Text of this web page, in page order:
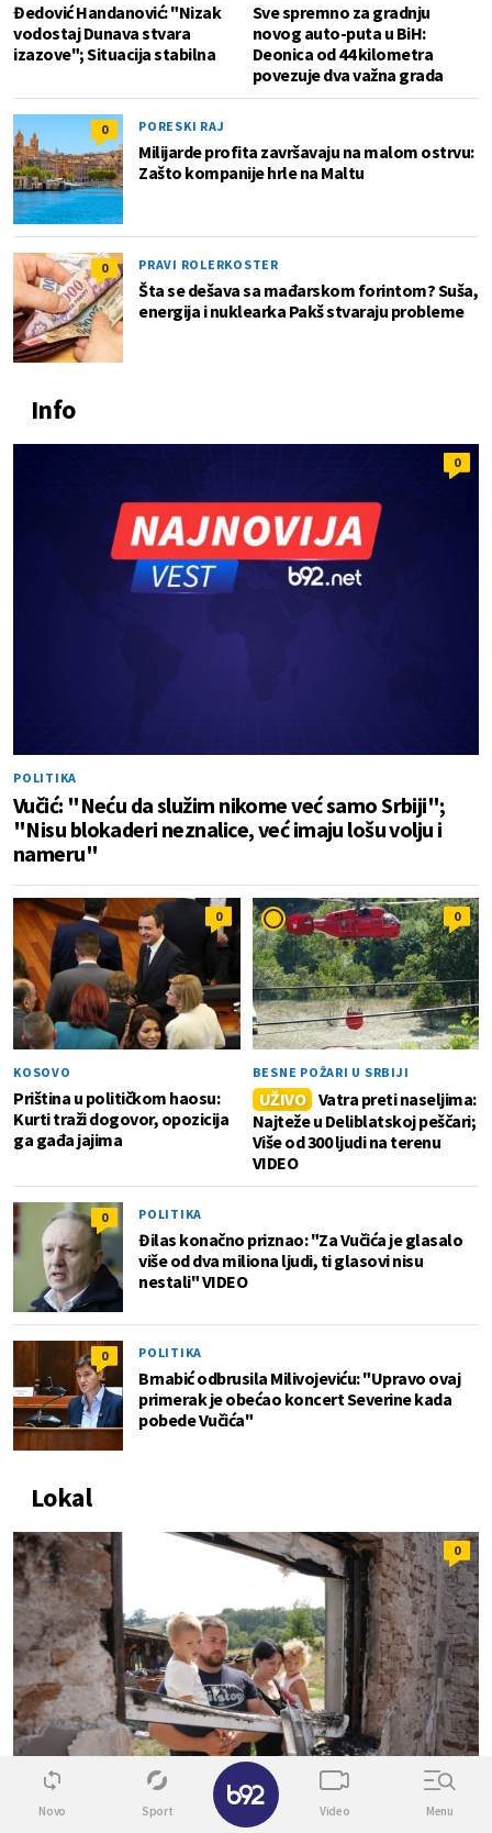
Đedović Handanović: "Nizak
vodostaj Dunava stvara
izazove"; Situacija stabilna
Sve spremno za gradnju
novog auto-puta u BiH:
Deonica od 44 kilometra
povezuje dva važna grada
0 PORESKI RAJ
Milijarde profita završavaju na malom ostrvu:
Zašto kompanije hrle na Maltu
0 PRAVI ROLERKOSTER
Šta se dešava sa mađarskom forintom? Suša,
energija i nuklearka Pakš stvaraju probleme
Info
0
POLITIKA
Vučić: "Neću da služim nikome već samo Srbiji";
"Nisu blokaderi neznalice, već imaju lošu volju i
nameru"
0
KOSOVO
Priština u političkom haosu:
Kurti traži dogovor, opozicija
ga gađa jajima
0
BESNE POŽARI U SRBIJI
UŽIVO Vatra preti naseljima:
Najteže u Deliblatskoj peščari;
Više od 300 ljudi na terenu
VIDEO
0 POLITIKA
Đilas konačno priznao: "Za Vučića je glasalo
više od dva miliona ljudi, ti glasovi nisu
nestali" VIDEO
0 POLITIKA
Brnabić odbrusila Milivojeviću: "Upravo ovaj
primerak je obećao koncert Severine kada
pobede Vučića"
Lokal
0
Novo Sport Video Menu
✕